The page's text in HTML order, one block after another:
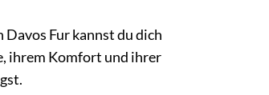
Fur kannst du dich
ihrem Komfort und ihrer